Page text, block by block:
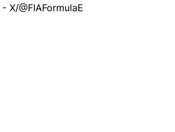
- X/@FIAFormulaE